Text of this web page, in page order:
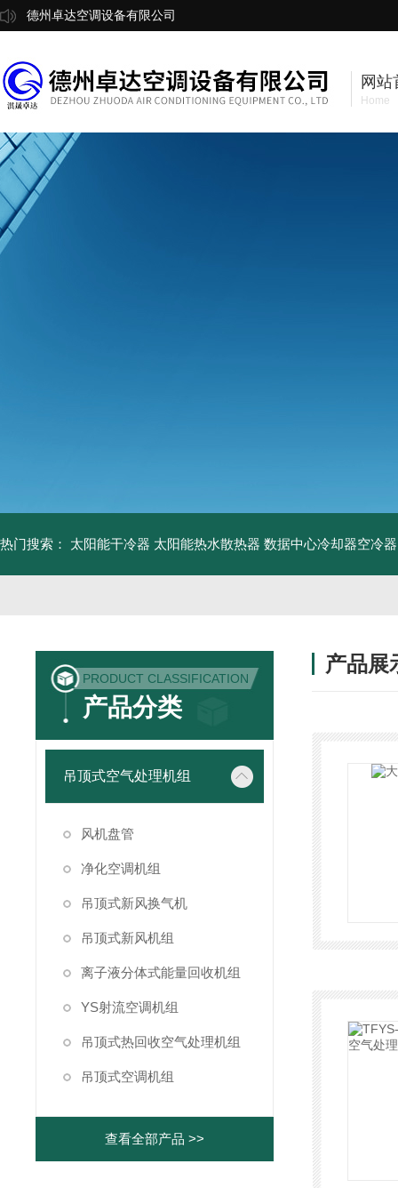
德州卓达空调设备有限公司
网站
Home
热门搜索： 太阳能干冷器 太阳能热水散热器 数据中心冷却器空冷器
PRODUCT CLASSIFICATION
产品分类
吊顶式空气处理机组
风机盘管
净化空调机组
吊顶式新风换气机
吊顶式新风机组
离子液分体式能量回收机组
YS射流空调机组
吊顶式热回收空气处理机组
吊顶式空调机组
查看全部产品 >>
产品展